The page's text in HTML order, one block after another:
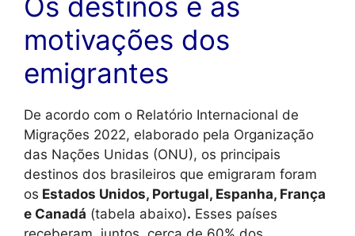
motivações dos
emigrantes
De acordo com o Relatório Internacional de
Migrações 2022, elaborado pela Organização
das Nações Unidas (ONU), os principais
destinos dos brasileiros que emigraram foram
os Estados Unidos, Portugal, Espanha, França
e Canadá (tabela abaixo). Esses países